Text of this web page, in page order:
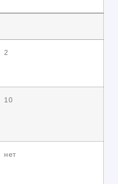
2
10
нет